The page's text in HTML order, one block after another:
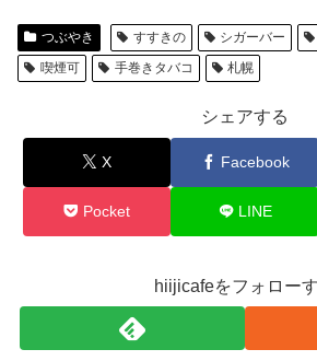
つぶやき すすきの シガーバー
喫煙可
手巻きタバコ 札幌
シェアする
X Facebook
Pocket LINE
hiijicafeをフォロー